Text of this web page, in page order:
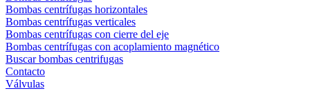
Bombas centrífugas horizontales
Bombas centrífugas verticales
Bombas centrífugas con cierre del eje
Bombas centrífugas con acoplamiento magnético
Buscar bombas centrifugas
Contacto
Válvulas